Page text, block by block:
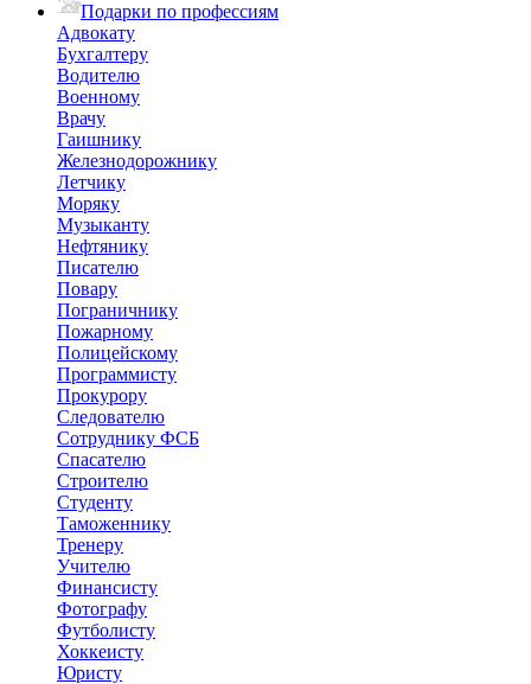
Подарки по профессиям
Адвокату
Бухгалтеру
Водителю
Военному
Врачу
Гаишнику
Железнодорожнику
Летчику
Моряку
Музыканту
Нефтянику
Писателю
Повару
Пограничнику
Пожарному
Полицейскому
Программисту
Прокурору
Следователю
Сотруднику ФСБ
Спасателю
Строителю
Студенту
Таможеннику
Тренеру
Учителю
Финансисту
Фотографу
Футболисту
Хоккеисту
Юристу